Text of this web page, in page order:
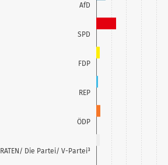
AfD
SPD
FDP
REP
ÖDP
Die Partei/ V-Partei³